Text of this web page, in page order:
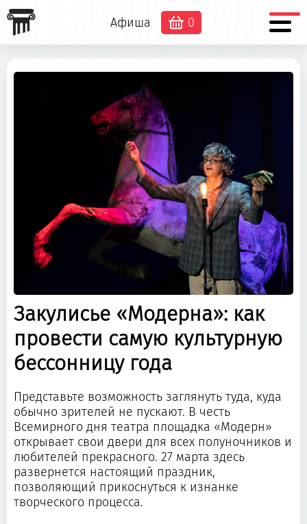
Афиша 0
Закулисье «Модерна»: как
провести самую культурную
бессонницу года
Представьте возможность заглянуть туда, куда
обычно зрителей не пускают. В честь
Всемирного дня театра площадка «Модерн»
открывает свои двери для всех полуночников и
любителей прекрасного. 27 марта здесь
развернется настоящий праздник,
позволяющий прикоснуться к изнанке
творческого процесса.